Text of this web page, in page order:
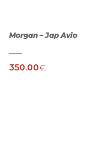
Morgan – Jap Avio
350.00€